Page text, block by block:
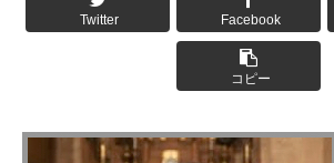
Twitter Facebook
コピー